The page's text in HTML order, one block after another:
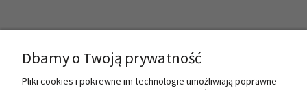
Dbamy o Twoją prywatność
Pliki cookies i pokrewne im technologie umożliwiają poprawne